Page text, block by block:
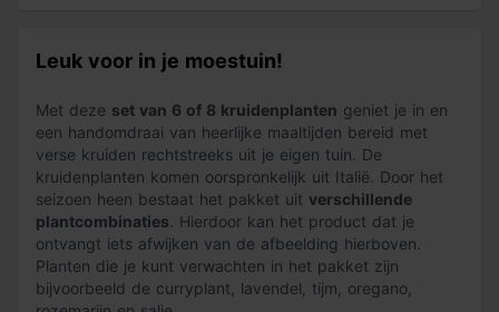
Leuk voor in je moestuin!
Met deze set van 6 of 8 kruidenplanten geniet je in en
een handomdraai van heerlijke maaltijden bereid met
verse kruiden rechtstreeks uit je eigen tuin. De
kruidenplanten komen oorspronkelijk uit Italië. Door het
seizoen heen bestaat het pakket uit verschillende
plantcombinaties . Hierdoor kan het product dat je
ontvangt iets afwijken van de afbeelding hierboven.
Planten die je kunt verwachten in het pakket zijn
bijvoorbeeld de curryplant, lavendel, tijm, oregano,